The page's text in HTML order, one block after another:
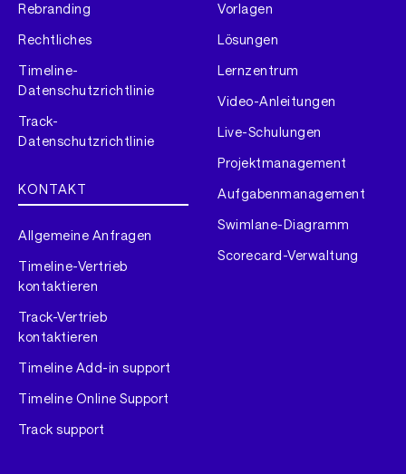
Rebranding
Rechtliches
Timeline-
Datenschutzrichtlinie
Track-
Datenschutzrichtlinie
KONTAKT
Allgemeine Anfragen
Timeline-Vertrieb
kontaktieren
Track-Vertrieb
kontaktieren
Timeline Add-in support
Timeline Online Support
Track support
Vorlagen
Lösungen
Lernzentrum
Video-Anleitungen
Live-Schulungen
Projektmanagement
Aufgabenmanagement
Swimlane-Diagramm
Scorecard-Verwaltung